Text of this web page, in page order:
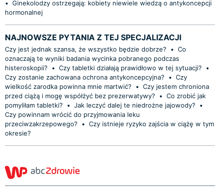
• Ginekolodzy ostrzegają: kobiety niewiele wiedzą o antykoncepcji
hormonalnej
NAJNOWSZE PYTANIA Z TEJ SPECJALIZACJI
Czy jest jednak szansa, że wszystko będzie dobrze? • Co
oznaczają te wyniki badania wycinka pobranego podczas
histeroskopii?
• Czy tabletki działają prawidłowo w tej sytuacji?
•
Czy zostanie zachowana ochrona antykoncepcyjna?
• Czy
wielkość zarodka powinna mnie martwić?
• Czy jestem chroniona
przed ciążą i mogę współżyć bez prezerwatywy?
• Co zrobić jak
pomyliłam tabletki?
• Jak leczyć dalej te niedrożne jajowody?
•
Czy powinnam wrócić do przyjmowania leku
przeciwzakrzepowego?
• Czy istnieje ryzyko zajścia w ciążę w tym
okresie?